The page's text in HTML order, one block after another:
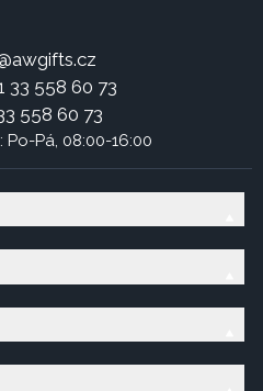
33 558 60 73
558 60 73
Pá, 08:00-16:00